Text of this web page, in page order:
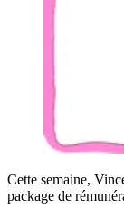
Cette semaine,
package de